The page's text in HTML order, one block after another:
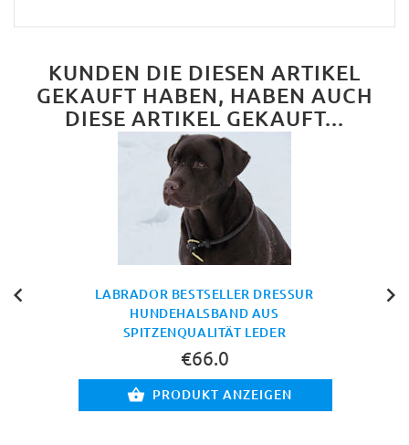
KUNDEN DIE DIESEN ARTIKEL
GEKAUFT HABEN, HABEN AUCH
DIESE ARTIKEL GEKAUFT...
LABRADOR BESTSELLER DRESSUR
HUNDEHALSBAND AUS
SPITZENQUALITÄT LEDER
€66.0
PRODUKT ANZEIGEN